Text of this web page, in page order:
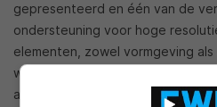
gepresenteerd en één van de
ondersteuning voor hoge
elementen, zowel vormgeving
weergegeven moeten worden op
apparaten met een hoge